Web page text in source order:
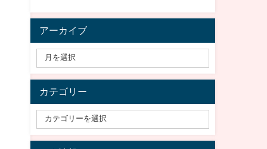
アーカイブ
カテゴリー